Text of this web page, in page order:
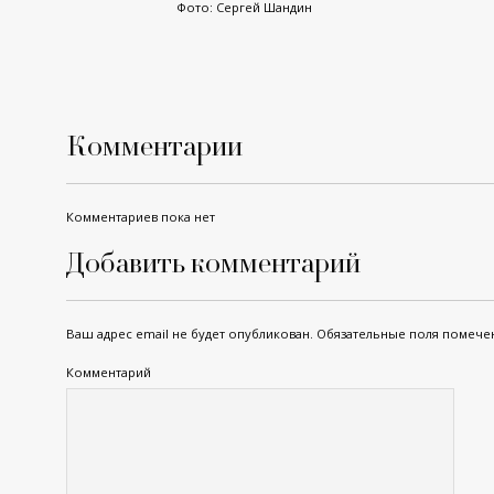
Фото: Сергей Шандин
Комментарии
Комментариев пока нет
Добавить комментарий
Ваш адрес email не будет опубликован. Обязательные поля
Комментарий